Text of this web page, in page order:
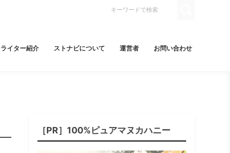
ライター紹介 ストナビについて 運営者 お問い合わせ
［PR］100%ピュアマヌカハニー